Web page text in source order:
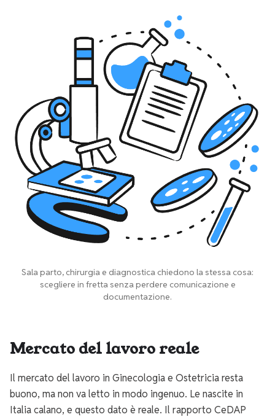
Sala parto, chirurgia e diagnostica chiedono la stessa cosa:
scegliere in fretta senza perdere comunicazione e
documentazione.
Mercato del lavoro reale
Il mercato del lavoro in Ginecologia e Ostetricia resta
buono, ma non va letto in modo ingenuo. Le nascite in
Italia calano, e questo dato è reale. Il rapporto CeDAP